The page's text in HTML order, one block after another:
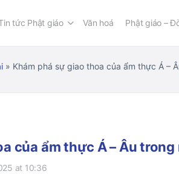
tức Phật giáo Văn hoá Phật giáo –
» Khám phá sự giao thoa của ẩm thực Á –
của ẩm thực Á – Âu
at 10:36